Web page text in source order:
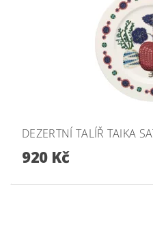
DEZERTNÍ TALÍŘ TAIKA
920 Kč